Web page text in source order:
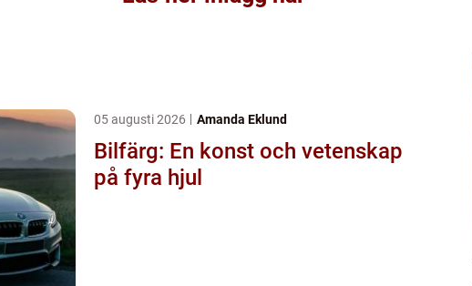
05 augusti 2026 Amanda Eklund
Bilfärg: En konst och vetenskap
på fyra hjul